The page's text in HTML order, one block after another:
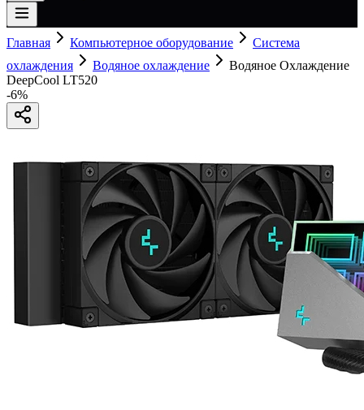
Главная Компьютерное оборудование
Система
охлаждения
Водяное охлаждение
Водяное Охлаждение
DeepCool LT520
-6%